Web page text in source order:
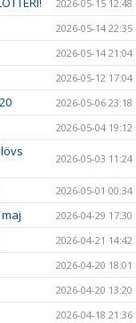
2026-05-15 12:48
2026-05-14 22:35
2026-05-14 21:04
2026-05-12 17:04
2026-05-06 23:18
2026-05-04 19:12
2026-05-03 11:24
2026-05-01 00:34
2026-04-29 17:30
2026-04-21 14:42
2026-04-20 18:01
2026-04-20 13:20
2026-04-18 21:36